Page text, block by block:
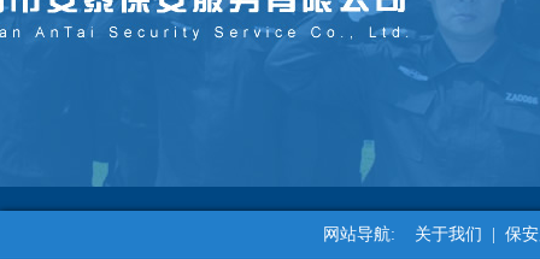
网站导航: 关于我们 保